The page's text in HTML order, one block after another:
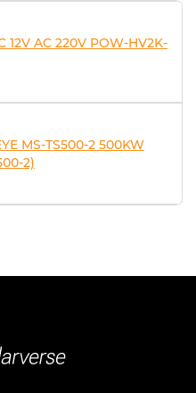
AC 220V POW-HV2K-
MS-TS500-2 500KW
2)